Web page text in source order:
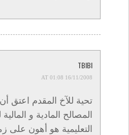
TBIBI
16/11/2008 AT 01:08
تحية للآخ المقدم اعتق
المصالح المادية و
التعليمية هو أهون على